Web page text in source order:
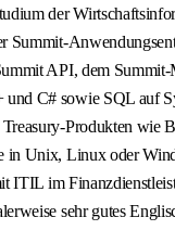
der
Summit-
API, dem
C# sowie SQL auf
Produkten
in Unix, Linux oder
ITIL im
sehr gutes